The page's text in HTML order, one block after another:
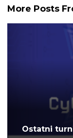
More Posts
Ostatni